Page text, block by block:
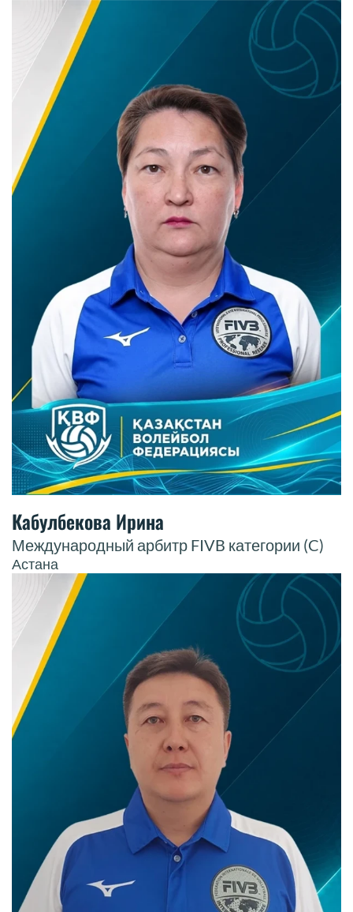
Кабулбекова Ирина
Международный арбитр FIVB категории (C)
Астана